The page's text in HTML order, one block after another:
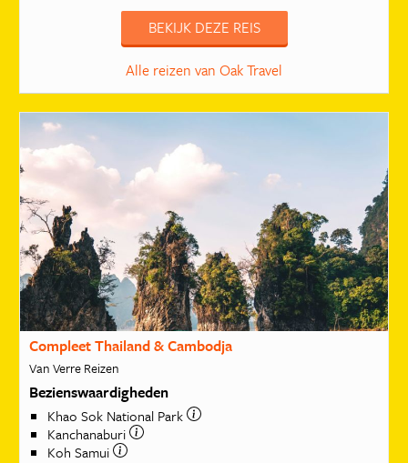
BEKIJK DEZE REIS
Alle reizen van Oak Travel
Compleet Thailand & Cambodja
Van Verre Reizen
Bezienswaardigheden
Khao Sok National Park
Kanchanaburi
Koh Samui